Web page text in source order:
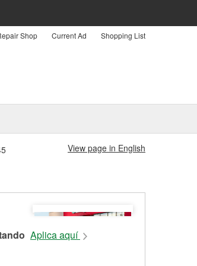
Shop Current Ad Shopping List
View page in English
Aplica aquí